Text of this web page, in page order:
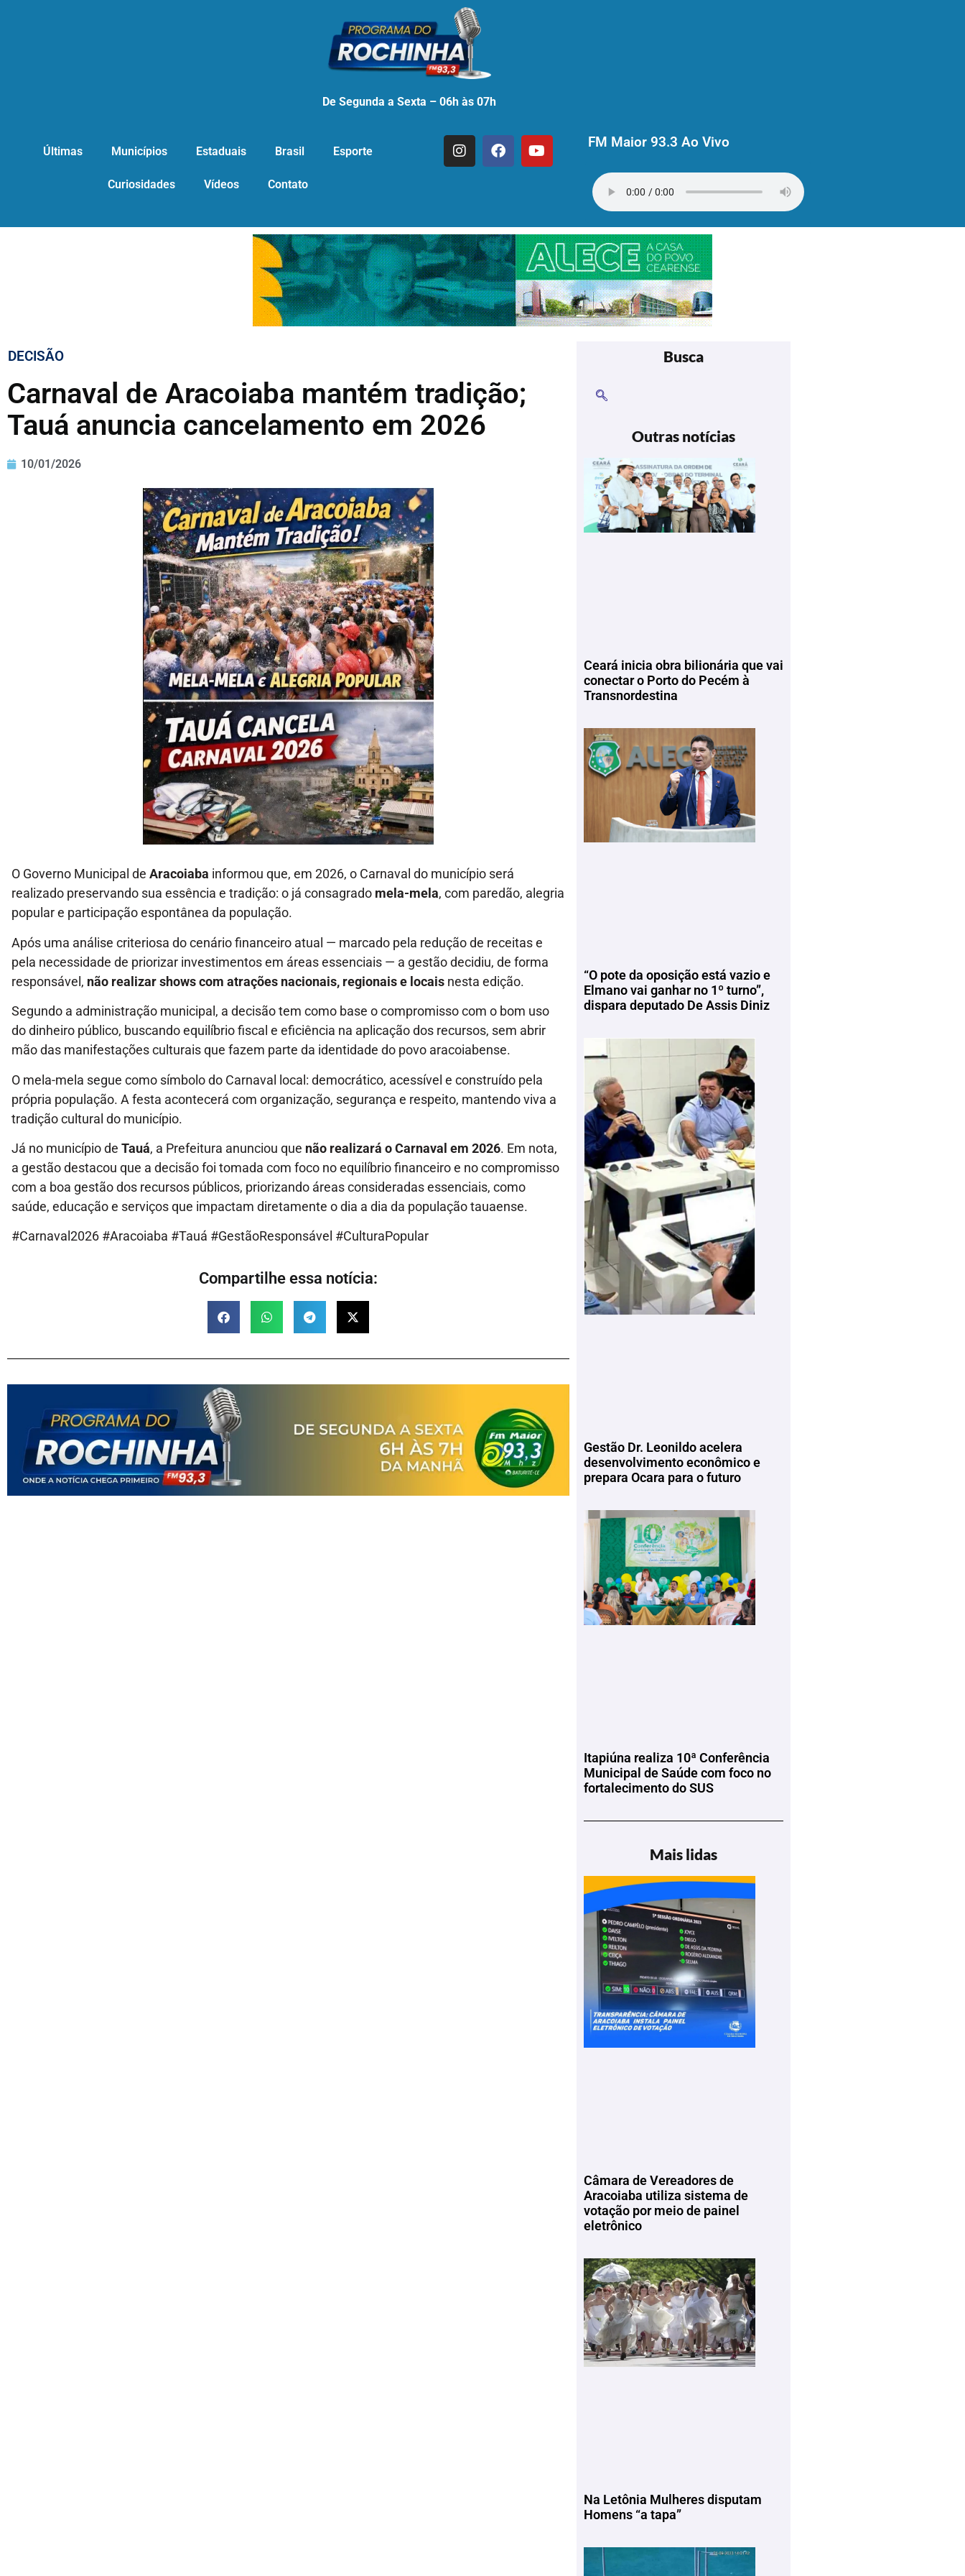
De Segunda a Sexta – 06h às 07h
Últimas Municípios Estaduais Brasil Esporte
Curiosidades Vídeos Contato
FM Maior 93.3 Ao Vivo
DECISÃO
Carnaval de Aracoiaba mantém tradição;
Tauá anuncia cancelamento em 2026
10/01/2026
O Governo Municipal de Aracoiaba informou que, em 2026, o Carnaval do município será
realizado preservando sua essência e tradição: o já consagrado mela-mela, com paredão, alegria
popular e participação espontânea da população.
Após uma análise criteriosa do cenário financeiro atual — marcado pela redução de receitas e
pela necessidade de priorizar investimentos em áreas essenciais — a gestão decidiu, de forma
responsável, não realizar shows com atrações nacionais, regionais e locais nesta edição.
Segundo a administração municipal, a decisão tem como base o compromisso com o bom uso
do dinheiro público, buscando equilíbrio fiscal e eficiência na aplicação dos recursos, sem abrir
mão das manifestações culturais que fazem parte da identidade do povo aracoiabense.
O mela-mela segue como símbolo do Carnaval local: democrático, acessível e construído pela
própria população. A festa acontecerá com organização, segurança e respeito, mantendo viva a
tradição cultural do município.
Já no município de Tauá, a Prefeitura anunciou que não realizará o Carnaval em 2026. Em nota,
a gestão destacou que a decisão foi tomada com foco no equilíbrio financeiro e no compromisso
com a boa gestão dos recursos públicos, priorizando áreas consideradas essenciais, como
saúde, educação e serviços que impactam diretamente o dia a dia da população tauaense.
#Carnaval2026 #Aracoiaba #Tauá #GestãoResponsável #CulturaPopular
Compartilhe essa notícia:
Busca
Outras notícias
Ceará inicia obra bilionária que vai
conectar o Porto do Pecém à
Transnordestina
“O pote da oposição está vazio e
Elmano vai ganhar no 1º turno”,
dispara deputado De Assis Diniz
Gestão Dr. Leonildo acelera
desenvolvimento econômico e
prepara Ocara para o futuro
Itapiúna realiza 10ª Conferência
Municipal de Saúde com foco no
fortalecimento do SUS
Mais lidas
Câmara de Vereadores de
Aracoiaba utiliza sistema de
votação por meio de painel
eletrônico
Na Letônia Mulheres disputam
Homens “a tapa”